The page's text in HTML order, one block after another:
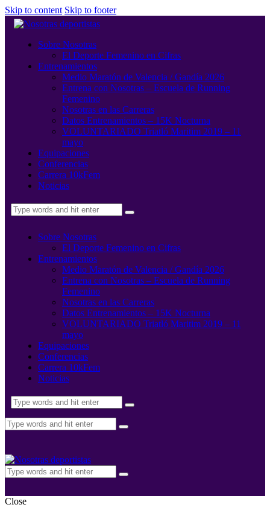
Skip to content Skip to footer
Sobre Nosotras
El Deporte Femenino en Cifras
Entrenamientos
Medio Maratón de Valencia / Gandía 2026
Entrena con Nosotras – Escuela de Running
Femenino
Nosotras en las Carreras
Datos Entrenamientos – 15K Nocturna
VOLUNTARIADO Triatló Maritim 2019 – 11
mayo
Equipaciones
Conferencias
Carrera 10kFem
Noticias
Sobre Nosotras
El Deporte Femenino en Cifras
Entrenamientos
Medio Maratón de Valencia / Gandía 2026
Entrena con Nosotras – Escuela de Running
Femenino
Nosotras en las Carreras
Datos Entrenamientos – 15K Nocturna
VOLUNTARIADO Triatló Maritim 2019 – 11
mayo
Equipaciones
Conferencias
Carrera 10kFem
Noticias
Close